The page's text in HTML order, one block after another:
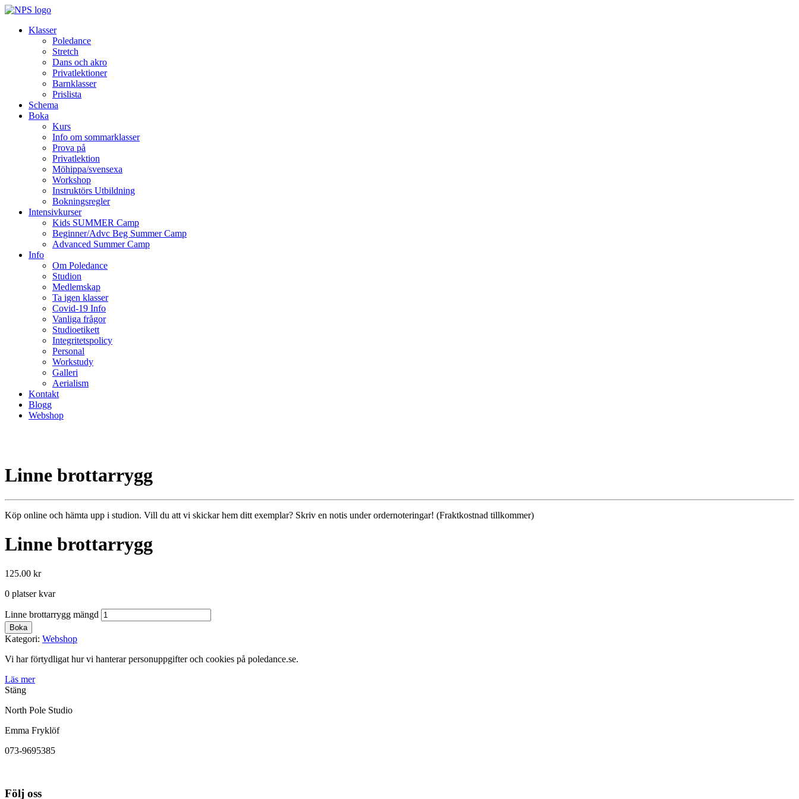
Klasser
Poledance
Stretch
Dans och akro
Privatlektioner
Barnklasser
Prislista
Schema
Boka
Kurs
Info om sommarklasser
Prova på
Privatlektion
Möhippa/svensexa
Workshop
Instruktörs Utbildning
Bokningsregler
Intensivkurser
Kids SUMMER Camp
Beginner/Advc Beg Summer Camp
Advanced Summer Camp
Info
Om Poledance
Studion
Medlemskap
Ta igen klasser
Covid-19 Info
Vanliga frågor
Studioetikett
Integritetspolicy
Personal
Workstudy
Galleri
Aerialism
Kontakt
Blogg
Webshop
Linne brottarrygg
Köp online och hämta upp i studion. Vill du att vi skickar hem ditt exemplar? Skriv en notis under ordernoteringar! (Fraktkostnad tillkommer)
Linne brottarrygg
125.00 kr
0 platser kvar
Linne brottarrygg mängd
Boka
Kategori: Webshop
Vi har förtydligat hur vi hanterar personuppgifter och cookies på poledance.se.
Läs mer
Stäng
North Pole Studio
Emma Fryklöf
073-9695385
Följ oss